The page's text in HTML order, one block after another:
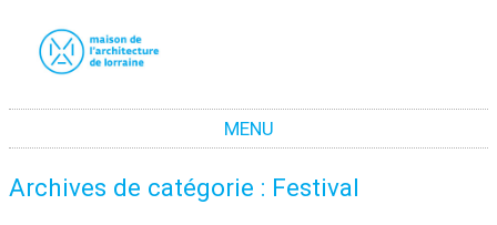
La maison de l'architecture de Lorraine
MENU
Archives de catégorie : Festival